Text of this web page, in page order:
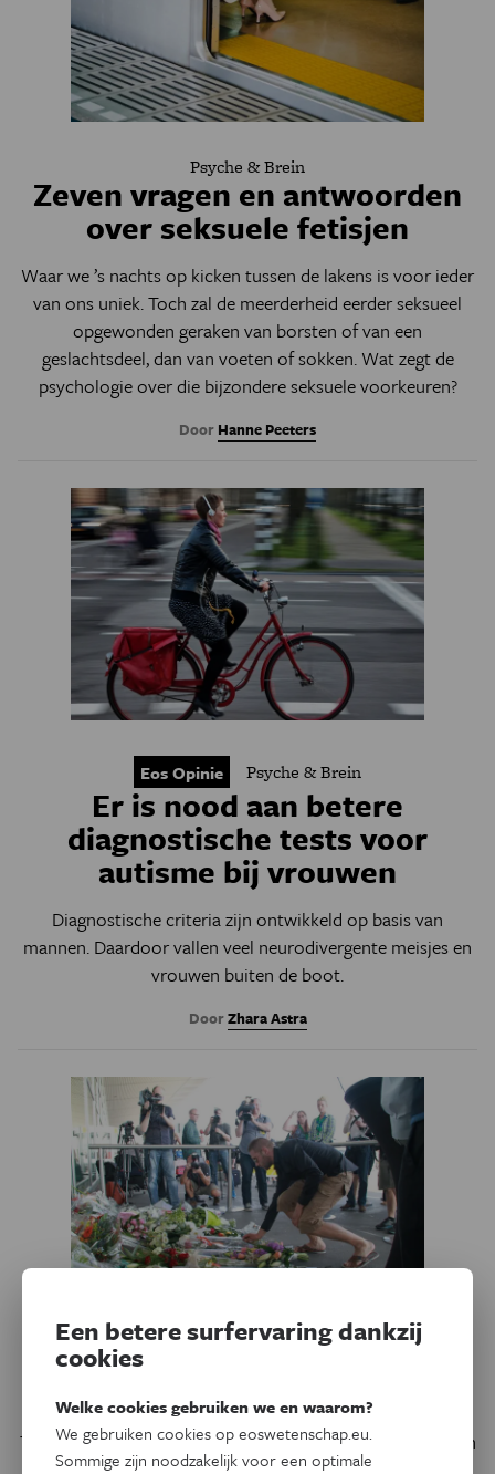
Psyche & Brein
Zeven vragen en antwoorden
over seksuele fetisjen
Waar we ’s nachts op kicken tussen de lakens is voor ieder
van ons uniek. Toch zal de meerderheid eerder seksueel
opgewonden geraken van borsten of van een
geslachtsdeel, dan van voeten of sokken. Wat zegt de
psychologie over die bijzondere seksuele voorkeuren?
Door Hanne Peeters
Eos Opinie Psyche & Brein
Er is nood aan betere
diagnostische tests voor
autisme bij vrouwen
Diagnostische criteria zijn ontwikkeld op basis van
mannen. Daardoor vallen veel neurodivergente meisjes en
vrouwen buiten de boot.
DoorZhara Astra
Terug actueel
Voor altijd in de rouw
Traumatische rouw is als zelfstandige stoornis opgenomen
Een betere surfervaring dankzij
cookies
Welke cookies gebruiken we en waarom?
We gebruiken cookies op eoswetenschap.eu.
Sommige zijn noodzakelijk voor een optimale